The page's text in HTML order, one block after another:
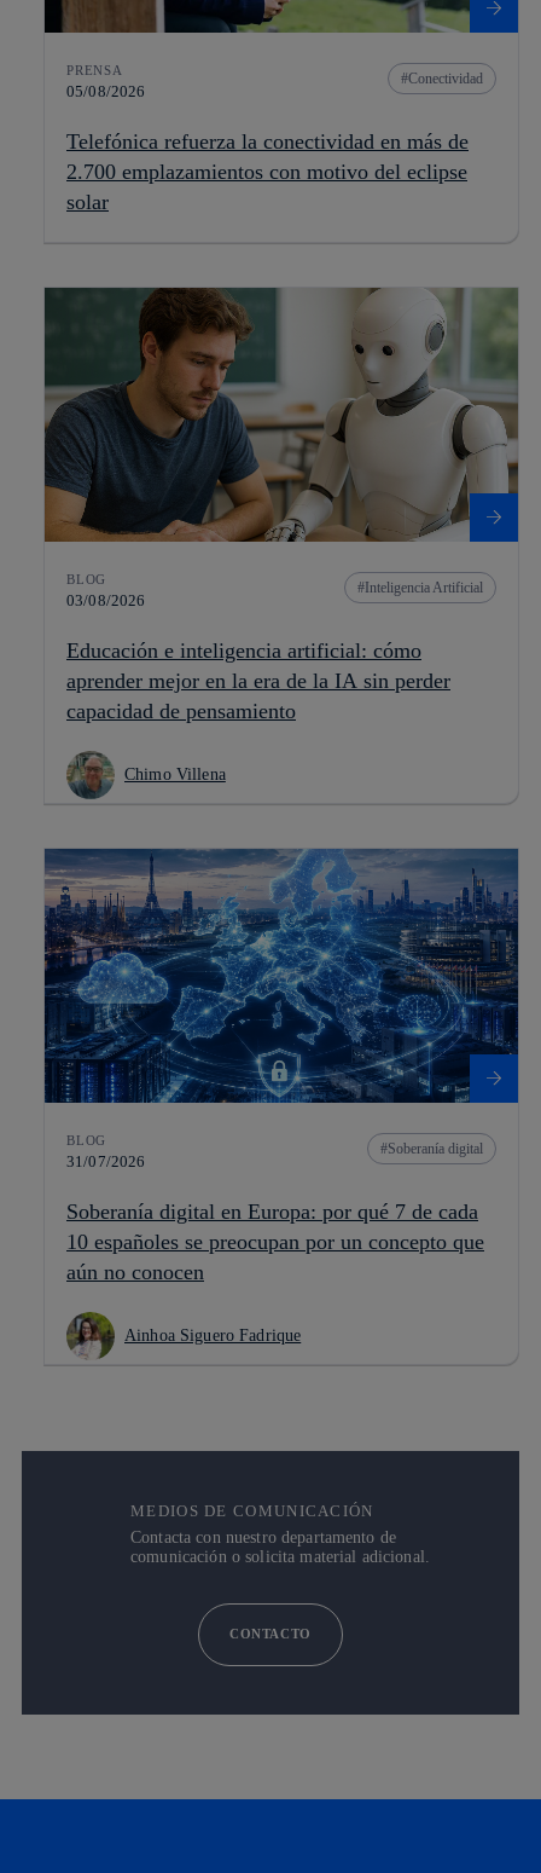
PRENSA
05/08/2026
Conectividad
Telefónica refuerza la conectividad en más de
2.700 emplazamientos con motivo del eclipse
solar
BLOG
03/08/2026
Inteligencia Artificial
Educación e inteligencia artificial: cómo
aprender mejor en la era de la IA sin perder
capacidad de pensamiento
Chimo Villena
BLOG
31/07/2026
Soberanía digital
Soberanía digital en Europa: por qué 7 de cada
10 españoles se preocupan por un concepto que
aún no conocen
Ainhoa Siguero Fadrique
MEDIOS DE COMUNICACIÓN
Contacta con nuestro departamento de
comunicación o solicita material adicional.
CONTACTO